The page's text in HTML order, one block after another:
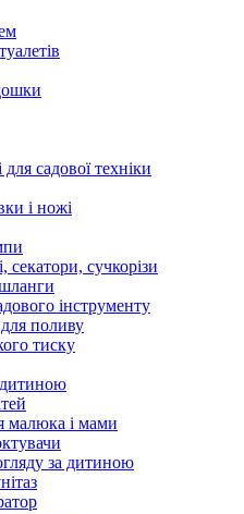
садової техніки
і ножі
секатори, сучкорізи
інструменту
поливу
тиску
дитиною
малюка і мами
за дитиною